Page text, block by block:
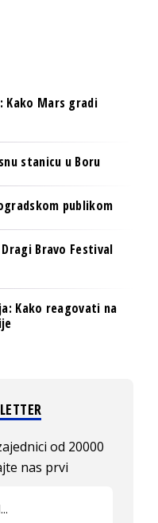
Kako Mars gradi
stanicu u Boru
publikom
Bravo Festival
Kako reagovati na
od 20000
nas prvi